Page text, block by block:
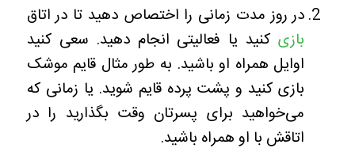
در روز مدت زمانی را اختصاص دهید تا در اتاق
بازیکنید یا فعالیتی انجام دهید. سعی کنید
اوایل همراه او باشید. به طور مثال قایم موشک
بازی کنید و پشت پرده قایم شوید. یا زمانی که
می‌خواهید برای پسرتان وقت بگذارید را در
اتاقش با او همراه باشید.